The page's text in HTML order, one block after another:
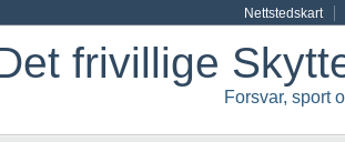
Nettstedskart
frivillige
Forsvar, sport